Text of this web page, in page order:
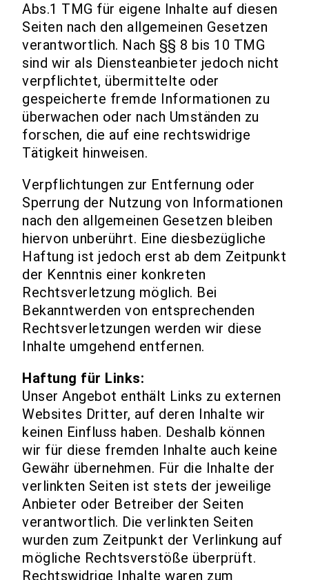
Abs.1 TMG für eigene Inhalte auf diesen
Seiten nach den allgemeinen Gesetzen
verantwortlich. Nach §§ 8 bis 10 TMG
sind wir als Diensteanbieter jedoch nicht
verpflichtet, übermittelte oder
gespeicherte fremde Informationen zu
überwachen oder nach Umständen zu
forschen, die auf eine rechtswidrige
Tätigkeit hinweisen.
Verpflichtungen zur Entfernung oder
Sperrung der Nutzung von Informationen
nach den allgemeinen Gesetzen bleiben
hiervon unberührt. Eine diesbezügliche
Haftung ist jedoch erst ab dem Zeitpunkt
der Kenntnis einer konkreten
Rechtsverletzung möglich. Bei
Bekanntwerden von entsprechenden
Rechtsverletzungen werden wir diese
Inhalte umgehend entfernen.
Haftung für Links:
Unser Angebot enthält Links zu externen
Websites Dritter, auf deren Inhalte wir
keinen Einfluss haben. Deshalb können
wir für diese fremden Inhalte auch keine
Gewähr übernehmen. Für die Inhalte der
verlinkten Seiten ist stets der jeweilige
Anbieter oder Betreiber der Seiten
verantwortlich. Die verlinkten Seiten
wurden zum Zeitpunkt der Verlinkung auf
mögliche Rechtsverstöße überprüft.
Rechtswidrige Inhalte waren zum